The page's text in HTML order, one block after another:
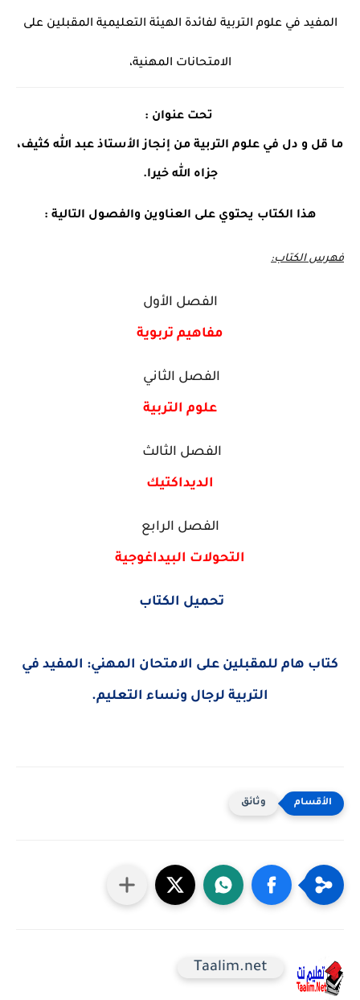
المفيد في علوم التربية لفائدة الهيئة التعليمية المقبلين على
الامتحانات المهنية،
تحت عنوان :
ما قل و دل في علوم التربية من إنجاز الأستاذ عبد الله كثيف،
جزاه الله خيرا.
هذا الكتاب يحتوي على العناوين والفصول التالية :
فهرس الكتاب:
الفصل الأول
مفاهيم تربوية
الفصل الثاني
علوم التربية
الفصل الثالث
الديداكتيك
الفصل الرابع
التحولات البيداغوجية
تحميل الكتاب
كتاب هام للمقبلين على الامتحان المهني: المفيد في
التربية لرجال ونساء التعليم.
وثائق
Taalim.net